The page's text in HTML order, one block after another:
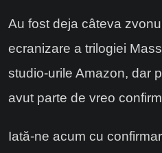
Au fost deja câteva
ecranizare a trilogiei
studio-urile Amazon, dar
avut parte de vreo
Iată-ne acum cu